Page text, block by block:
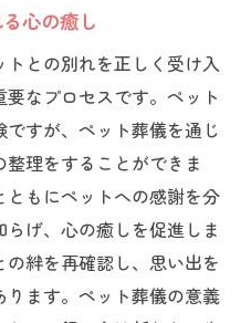
心の癒し
との別れを正しく受け入
なプロセスです。ペット
すが、ペット葬儀を通じ
理をすることができま
もにペットへの感謝を分
げ、心の癒しを促進しま
絆を再確認し、思い出を
ます。ペット葬儀の意義